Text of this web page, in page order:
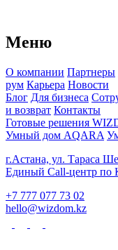
Меню
О компании Партнеры
рум Карьера Новости
Блог Для бизнеса
и возврат Контакты
Готовые решения
Умный дом AQARA
г.Астана, ул. Тараса
Единый Call-центр по
+7 777 077 73 02
hello@wizdom.kz